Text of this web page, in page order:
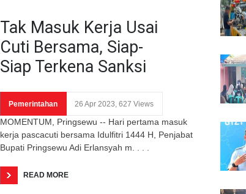
Tak Masuk Kerja Usai
Cuti Bersama, Siap-
Siap Terkena Sanksi
Pemerintahan 26 Apr 2023, 627 Views
MOMENTUM, Pringsewu -- Hari pertama masuk
kerja pascacuti bersama Idulfitri 1444 H, Penjabat
Bupati Pringsewu Adi Erlansyah m. . . .
READ MORE